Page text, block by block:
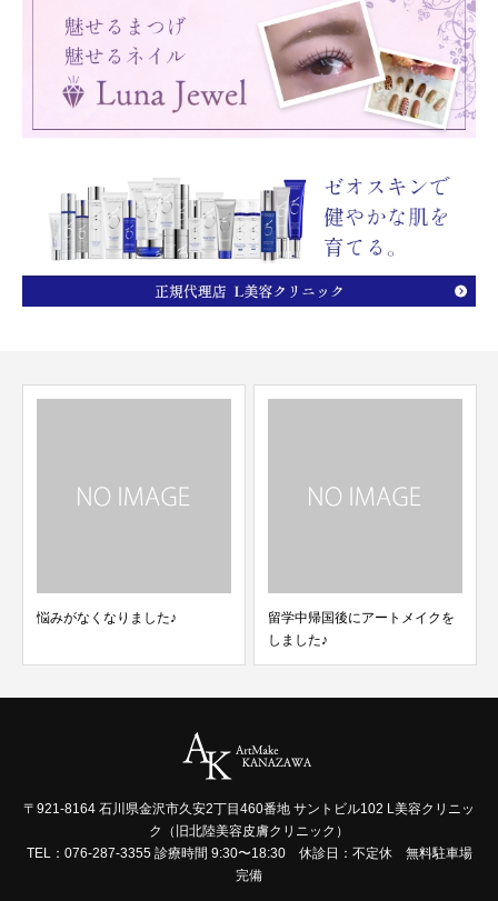
悩みがなくなりました♪
留学中帰国後にアートメイクを
しました♪
〒921-8164 石川県金沢市久安2丁目460番地 サントビル102 L美容クリニッ
ク（旧北陸美容皮膚クリニック）
TEL：076-287-3355 診療時間 9:30〜18:30 休診日：不定休 無料駐車場
完備